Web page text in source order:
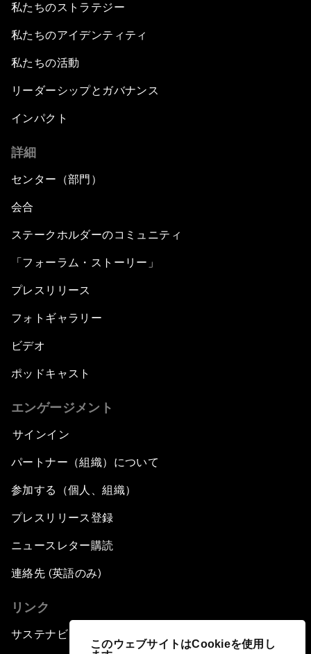
このウェブサイトはCookieを使用し
私たちのストラテジー
私たちのアイデンティティ
私たちの活動
リーダーシップとガバナンス
インパクト
詳細
センター（部門）
会合
ステークホルダーのコミュニティ
「フォーラム・ストーリー」
プレスリリース
フォトギャラリー
ビデオ
ポッドキャスト
エンゲージメント
サインイン
パートナー（組織）について
参加する（個人、組織）
プレスリリース登録
ニュースレター購読
連絡先 (英語のみ)
リンク
サステナビリティへの取り組み